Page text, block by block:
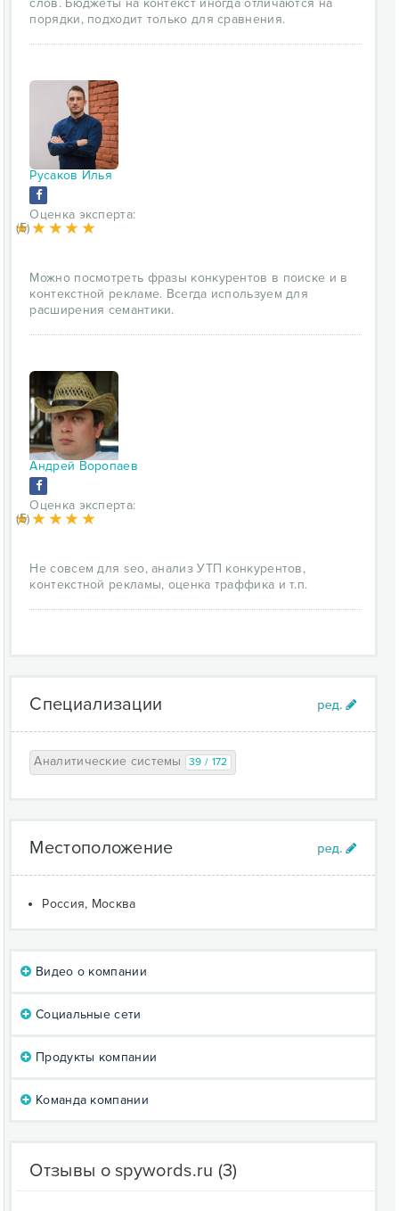
слов. Бюджеты на контекст иногда отличаются на
порядки, подходит только для сравнения.
Русаков Илья
Оценка эксперта:
(5)
Можно посмотреть фразы конкурентов в поиске и в
контекстной рекламе. Всегда используем для
расширения семантики.
Андрей Воропаев
Оценка эксперта:
(5)
Не совсем для seo, анализ УТП конкурентов,
контекстной рекламы, оценка траффика и т.п.
Специализации
Аналитические системы 39 / 172
Местоположение
Россия, Москва
Видео о компании
Социальные сети
Продукты компании
Команда компании
Отзывы о spywords.ru (3)